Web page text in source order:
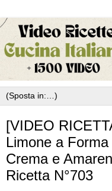
[VIDEO
Limone a
Crema e
Ricetta N°703